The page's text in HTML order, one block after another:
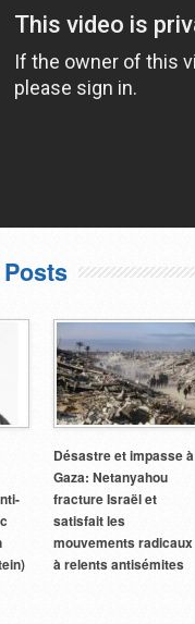
Désastre et impasse à
Gaza: Netanyahou
fracture Israël et
satisfait les
mouvements radicaux
à relents antisémites